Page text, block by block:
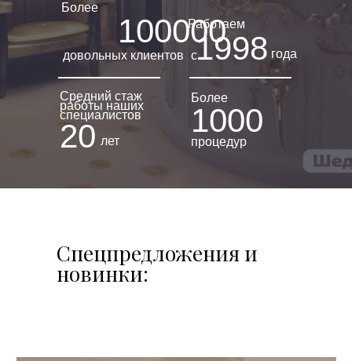
Работаем
с
20
Средний стаж
работы наших
специалистов
1998 года
Более
100000
довольных клиентов
лет
Более
1000
процедур
Спецпредложения и
новинки: